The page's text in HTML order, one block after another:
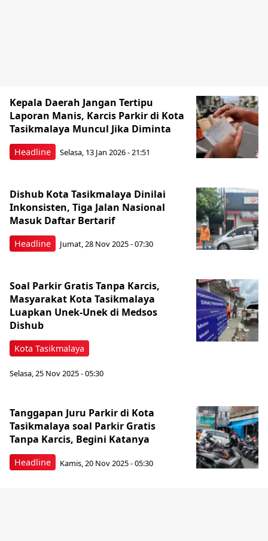
Headline
Kepala Daerah Jangan Tertipu
Laporan Manis, Karcis Parkir di Kota
Tasikmalaya Muncul Jika Diminta
Selasa, 13 Jan 2026 - 21:51
Headline
Dishub Kota Tasikmalaya Dinilai
Inkonsisten, Tiga Jalan Nasional
Masuk Daftar Bertarif
Jumat, 28 Nov 2025 - 07:30
Kota Tasikmalaya
Soal Parkir Gratis Tanpa Karcis,
Masyarakat Kota Tasikmalaya
Luapkan Unek-Unek di Medsos
Dishub
Selasa, 25 Nov 2025 - 05:30
Headline
Tanggapan Juru Parkir di Kota
Tasikmalaya soal Parkir Gratis
Tanpa Karcis, Begini Katanya
Kamis, 20 Nov 2025 - 05:30